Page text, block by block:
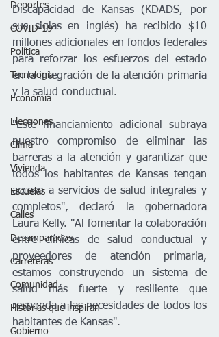
Deportes
COVID-19
Política
Tecnología
Economía
Elecciones
Clima
Vivienda
Escuelas
Calles
Desamparados
Carreteras
Comunidad
Historias que inspiran
Gobierno
Discapacidad de Kansas (KDADS, por
sus siglas en inglés) ha recibido $10
millones adicionales en fondos federales
para reforzar los esfuerzos del estado
en la integración de la atención primaria
y la salud conductual.
"Este financiamiento adicional subraya
nuestro compromiso de eliminar las
barreras a la atención y garantizar que
todos los habitantes de Kansas tengan
acceso a servicios de salud integrales y
completos", declaró la gobernadora
Laura Kelly. "Al fomentar la colaboración
entre clínicas de salud conductual y
proveedores de atención primaria,
estamos construyendo un sistema de
salud más fuerte y resiliente que
responda a las necesidades de todos los
habitantes de Kansas".